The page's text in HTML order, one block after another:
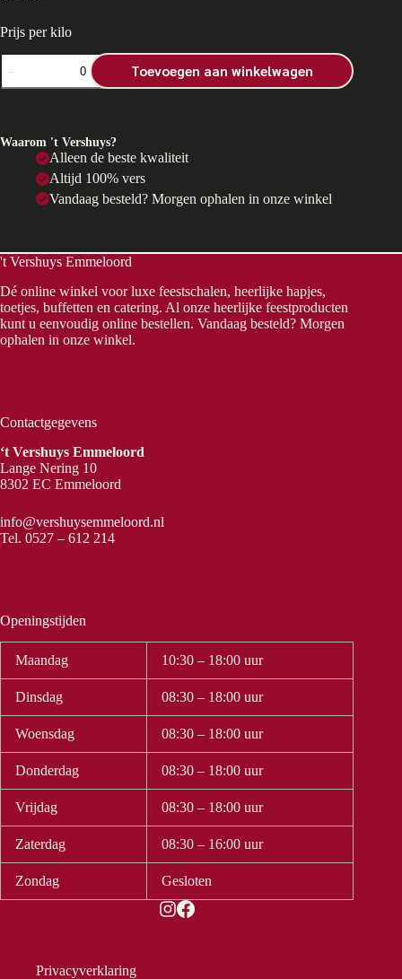
Prijs per kilo
Buik
aantal
Toevoegen aan winkelwagen
Waarom 't Vershuys?
Alleen de beste kwaliteit
Altijd 100% vers
Vandaag besteld? Morgen ophalen in onze winkel
't Vershuys Emmeloord
Dé online winkel voor luxe feestschalen, heerlijke hapjes,
toetjes, buffetten en catering. Al onze heerlijke feestproducten
kunt u eenvoudig online bestellen. Vandaag besteld? Morgen
ophalen in onze winkel.
Contactgegevens
‘t Vershuys Emmeloord
Lange Nering 10
8302 EC Emmeloord
info@vershuysemmeloord.nl
Tel. 0527 – 612 214
Openingstijden
Maandag 10:30 – 18:00 uur
Dinsdag 08:30 – 18:00 uur
Woensdag 08:30 – 18:00 uur
Donderdag 08:30 – 18:00 uur
Vrijdag 08:30 – 18:00 uur
Zaterdag 08:30 – 16:00 uur
Zondag Gesloten
Privacyverklaring